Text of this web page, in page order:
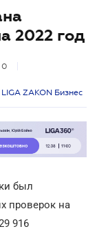
2022 год
0
ZAKON Бизнес
был
проверок на
916